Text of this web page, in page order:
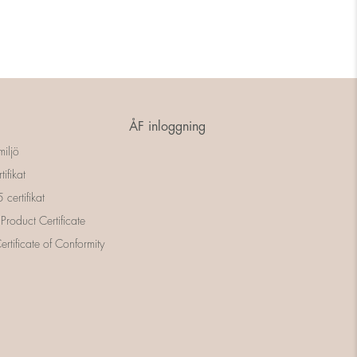
certifikat
Certificate
of Conformity
ÅF inloggning